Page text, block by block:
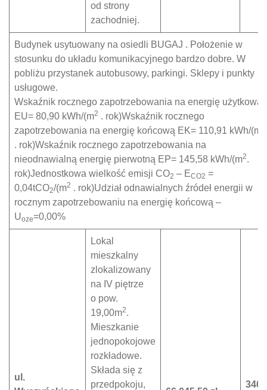
od strony
zachodniej.
Budynek usytuowany na osiedli BUGAJ . Położenie w
stosunku do układu komunikacyjnego bardzo dobre. W
pobliżu przystanek autobusowy, parkingi. Sklepy i punkty
usługowe.
Wskaźnik rocznego zapotrzebowania na energię użytkową
EU= 80,90 kWh/(m2 . rok)Wskaźnik rocznego
zapotrzebowania na energię końcową EK= 110,91 kWh/(m
. rok)Wskaźnik rocznego zapotrzebowania na
nieodnawialną energię pierwotną EP= 145,58 kWh/(m2.
rok)Jednostkowa wielkość emisji CO2 – ECO2 =
0,04tCO2/(m2 . rok)Udział odnawialnych źródeł energii w
rocznym zapotrzebowaniu na energię końcową –
Uoze=0,00%
ul.
Lokal
mieszkalny
zlokalizowany
na IV piętrze
o pow.
19,00m2.
Mieszkanie
jednopokojowe
rozkładowe.
Składa się z
przedpokoju,
3400